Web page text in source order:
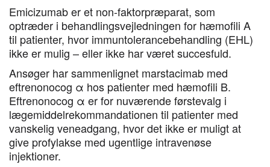
Emicizumab er et non-faktorpræparat, som
optræder i behandlingsvejledningen for hæmofili A
til patienter, hvor immuntolerancebehandling (EHL)
ikke er mulig – eller ikke har været succesfuld.
Ansøger har sammenlignet marstacimab med
eftrenonocog α hos patienter med hæmofili B.
Eftrenonocog α er for nuværende førstevalg i
lægemiddelrekommandationen til patienter med
vanskelig veneadgang, hvor det ikke er muligt at
give profylakse med ugentlige intravenøse
injektioner.